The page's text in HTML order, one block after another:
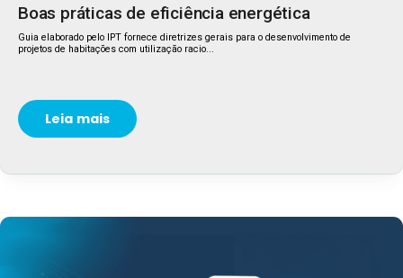
Boas práticas de eficiência energética
Guia elaborado pelo IPT fornece diretrizes gerais para o desenvolvimento de
projetos de habitações com utilização racio...
Leia mais